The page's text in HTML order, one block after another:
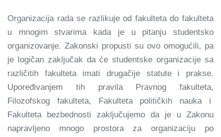
Organizacija rada se razlikuje od fakulteta do fakulteta
u mnogim stvarima kada je u pitanju studentsko
organizovanje. Zakonski propusti su ovo omogućili, pa
je logičan zaključak da će studentske organizacije sa
različitih fakulteta imati drugačije statute i prakse.
Upoređivanjem tih pravila Pravnog fakulteta,
Filozofskog fakulteta, Fakulteta političkih nauka i
Fakulteta bezbednosti zaključujemo da je u Zakonu
napravljeno mnogo prostora za organizaciju po